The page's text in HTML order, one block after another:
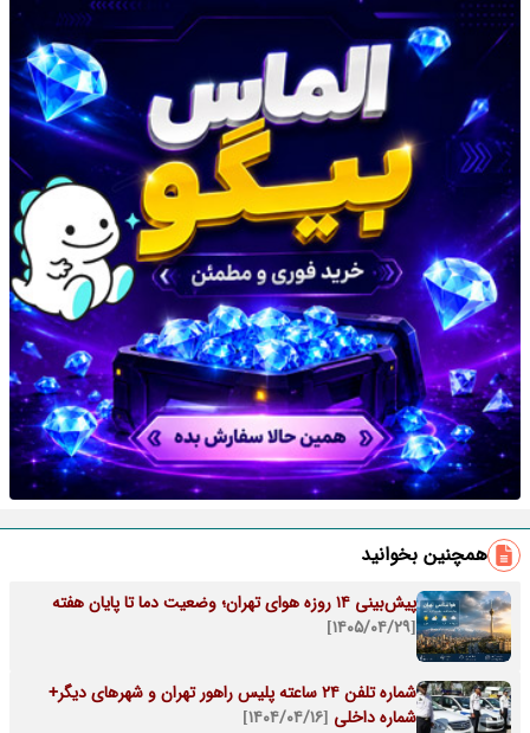
همچنین بخوانید
پیش‌بینی ۱۴ روزه هوای تهران؛ وضعیت دما تا پایان هفته
[۱۴۰۵/۰۴/۲۹]
شماره تلفن ۲۴ ساعته پلیس راهور تهران و شهرهای دیگر+
شماره داخلی [۱۴۰۴/۰۴/۱۶]